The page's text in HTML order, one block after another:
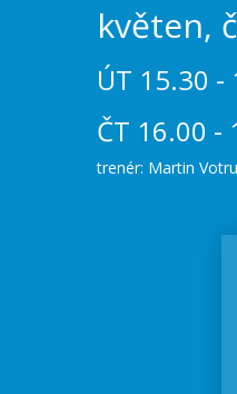
květen,
ÚT 15.30 -
ČT 16.00 -
trenér: Martin